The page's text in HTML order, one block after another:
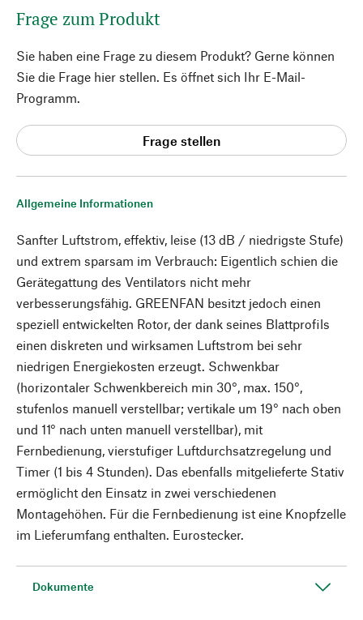
Allgemeine Informationen
Sanfter Luftstrom, effektiv, leise (13 dB / niedrigste Stufe)
und extrem sparsam im Verbrauch: Eigentlich schien die
Gerätegattung des Ventilators nicht mehr
verbesserungsfähig. GREENFAN besitzt jedoch einen
speziell entwickelten Rotor, der dank seines Blattprofils
einen diskreten und wirksamen Luftstrom bei sehr
niedrigen Energiekosten erzeugt. Schwenkbar
(horizontaler Schwenkbereich min 30°, max. 150°,
stufenlos manuell verstellbar; vertikale um 19° nach oben
und 11° nach unten manuell verstellbar), mit
Fernbedienung, vierstufiger Luftdurchsatzregelung und
Timer (1 bis 4 Stunden). Das ebenfalls mitgelieferte Stativ
ermöglicht den Einsatz in zwei verschiedenen
Montagehöhen. Für die Fernbedienung ist eine Knopfzelle
im Lieferumfang enthalten. Eurostecker.
Dokumente
Frage zum Produkt
Sie haben eine Frage zu diesem Produkt? Gerne können
Sie die Frage hier stellen. Es öffnet sich Ihr E-Mail-
Programm.
Frage stellen